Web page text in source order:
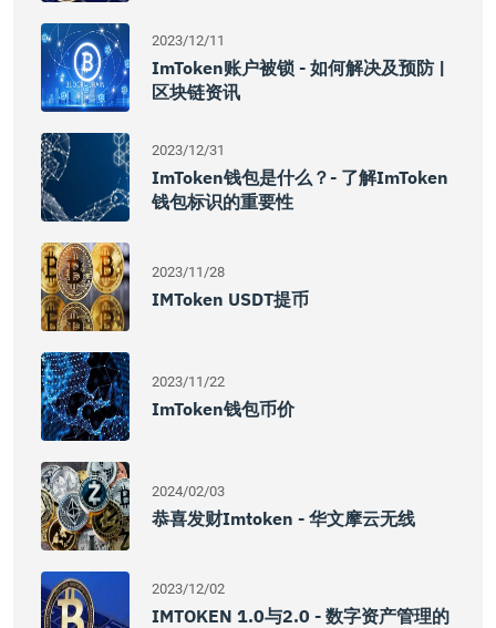
2023/12/11
ImToken账户被锁 - 如何解决及预防 |
区块链资讯
2023/12/31
ImToken钱包是什么？- 了解imToken
钱包标识的重要性
2023/11/28
IMToken USDT提币
2023/11/22
ImToken钱包币价
2024/02/03
恭喜发财imtoken - 华文摩云无线
2023/12/02
IMTOKEN 1.0与2.0 - 数字资产管理的